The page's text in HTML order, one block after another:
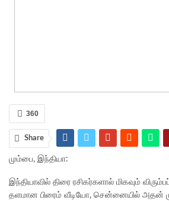
360
Share
மும்பை, இந்தியா:
இந்தியாவில் திரை ரசிகர்களால் மிகவும்
தளமான பிரைம் வீடியோ, சென்னையில் அதன்